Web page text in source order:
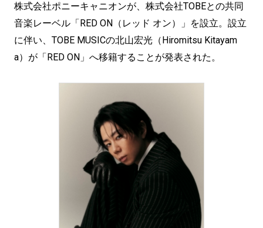
株式会社ポニーキャニオンが、株式会社TOBEとの共同
音楽レーベル「RED ON（レッド オン）」を設立。設立
に伴い、TOBE MUSICの北山宏光（Hiromitsu Kitayam
a）が「RED ON」へ移籍することが発表された。